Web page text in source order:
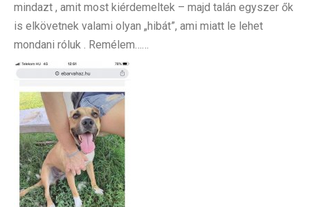
mindazt , amit most kiérdemeltek – majd talán egyszer ők
is elkövetnek valami olyan „hibát”, ami miatt le lehet
mondani róluk . Remélem……